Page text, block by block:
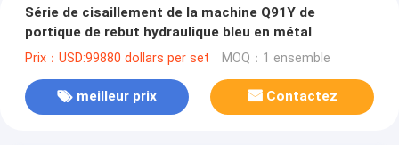
Série de cisaillement de la machine Q91Y de
portique de rebut hydraulique bleu en métal
Prix：USD:99880 dollars per set MOQ：1 ensemble
meilleur prix Contactez